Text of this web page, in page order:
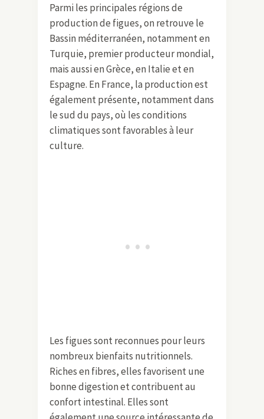
Parmi les principales régions de
production de figues, on retrouve le
Bassin méditerranéen, notamment en
Turquie, premier producteur mondial,
mais aussi en Grèce, en Italie et en
Espagne. En France, la production est
également présente, notamment dans
le sud du pays, où les conditions
climatiques sont favorables à leur
culture.
Les figues sont reconnues pour leurs
nombreux bienfaits nutritionnels.
Riches en fibres, elles favorisent une
bonne digestion et contribuent au
confort intestinal. Elles sont